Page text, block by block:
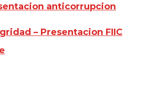
anticorrupcion
– Presentacion FIIC